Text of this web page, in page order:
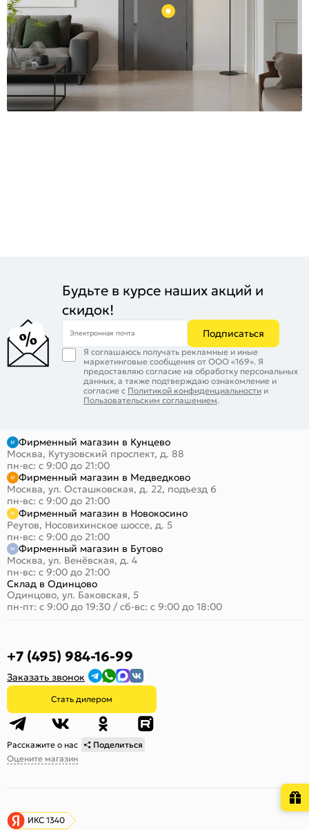
Будьте в курсе наших акций и
скидок!
Электронная почта Подписаться
Я соглашаюсь получать рекламные и иные
маркетинговые сообщения от ООО «169». Я
предоставляю согласие на обработку персональных
данных, а также подтверждаю ознакомление и
согласие с Политикой конфиденциальности и
Пользовательским соглашением.
Фирменный магазин в Кунцево
Москва, Кутузовский проспект, д. 88
пн-вс: с 9:00 до 21:00
Фирменный магазин в Медведково
Москва, ул. Осташковская, д. 22, подъезд 6
пн-вс: с 9:00 до 21:00
Фирменный магазин в Новокосино
Реутов, Носовихинское шоссе, д. 5
пн-вс: с 9:00 до 21:00
Фирменный магазин в Бутово
Москва, ул. Венёвская, д. 4
пн-вс: с 9:00 до 21:00
Склад в Одинцово
Одинцово, ул. Баковская, 5
пн-пт: с 9:00 до 19:30 / сб-вс: с 9:00 до 18:00
+7 (495) 984-16-99
Заказать звонок
Стать дилером
Расскажите о нас
Поделиться
Оцените магазин
ИКС 1340